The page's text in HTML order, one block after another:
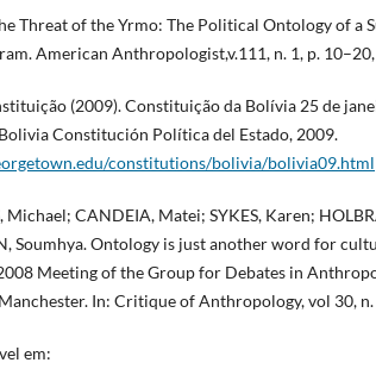
Threat of the Yrmo: The Political Ontology of a
American Anthropologist,v.111, n. 1, p.
(2009). Constituição da Bolívia 25 de
Constitución Política del Estado, 2009.
constitutions/bolivia/bolivia09.html
Michael; CANDEIA, Matei; SYKES, Karen;
Soumhya. Ontology is just another word for
Meeting of the Group for Debates in
In: Critique of Anthropology, vol 30, n.
em: